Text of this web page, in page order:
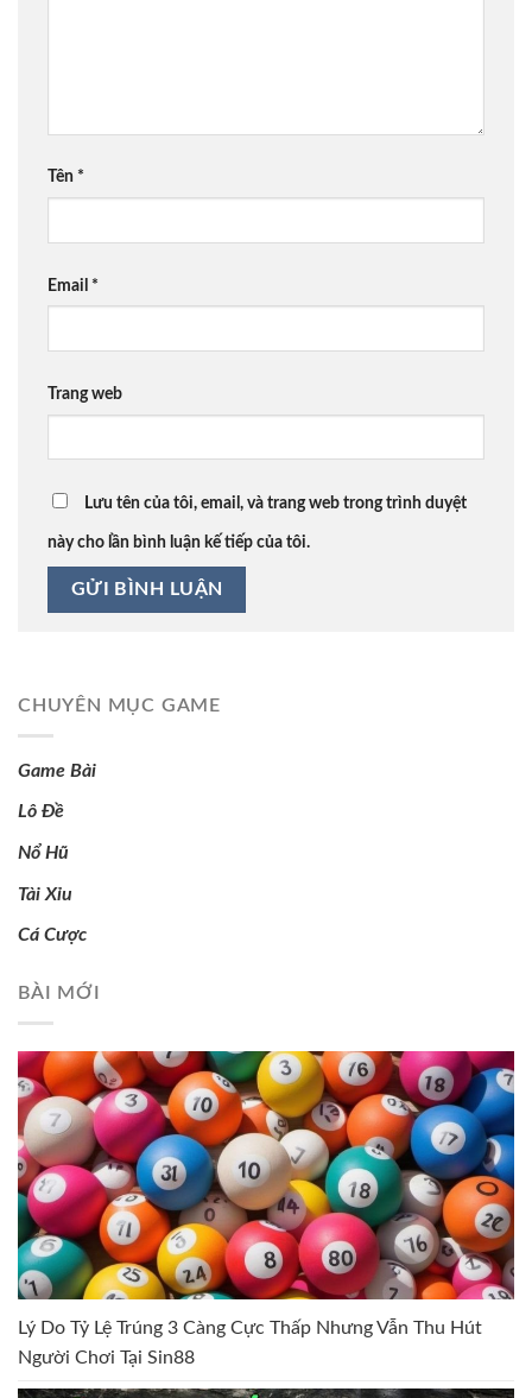
Tên *
Email *
Trang web
Lưu tên của tôi, email, và trang web trong trình duyệt
này cho lần bình luận kế tiếp của tôi.
CHUYÊN MỤC GAME
Game Bài
Lô Đề
Nổ Hũ
Tài Xỉu
Cá Cược
BÀI MỚI
Lý Do Tỷ Lệ Trúng 3 Càng Cực Thấp Nhưng Vẫn Thu Hút
Người Chơi Tại Sin88